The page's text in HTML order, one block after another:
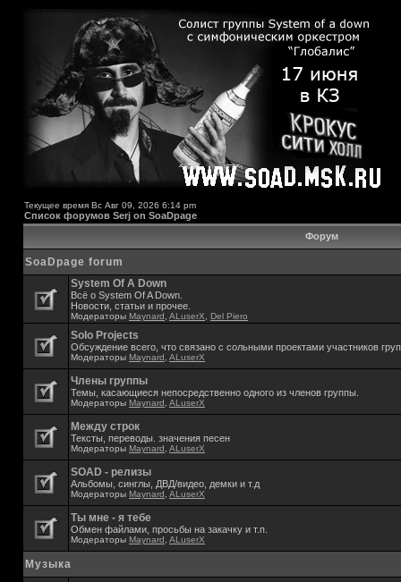
Текущее время Вс Авг 09, 2026 6:14 pm
Список форумов Serj on SoaDpage
Форум
SoaDpage forum
System Of A Down
Всё о System Of A Down.
Новости, статьи и прочее.
Модераторы Maynard ALuserX Del Piero
Solo Projects
Обсуждение всего, что связано с сольными проектами участников
Модераторы Maynard ALuserX
Члены группы
Темы, касающиеся непосредственно одного из членов группы.
Модераторы Maynard ALuserX
Между строк
Тексты, переводы. значения песен
Модераторы Maynard ALuserX
SOAD - релизы
Альбомы, синглы, ДВД/видео, демки и т.д
Модераторы Maynard ALuserX
Ты мне - я тебе
Обмен файлами, просьбы на закачку и т.п.
Модераторы Maynard ALuserX
Музыка